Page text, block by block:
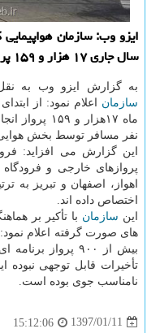
ایزو وب: سازمان
سال جاری ۱۷ هزار و ۱۵۹ پرواز انجام شده است.
به گزارش ایزو وب به
سازمان اعلام نمود: از
نفر مسافر توسط بخش هوایی
این گزارش می افزاید:
پروازهای خارجی و
اهواز، اصفهان و تبریز به
اختصاص داده اند.
این سازمان با تأكیر بر
های صورت گرفته اعلام
بیش از ۹۰۰
تأخیرات قابل توجهی نبوده
نامناسب جوی بوده است.
1397/01/11
15:12:06